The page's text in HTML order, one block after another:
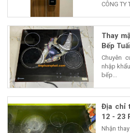
CÔNG TY
Thay
Bếp
Chuyên
nhập
bếp...
Địa chỉ
12 - 23
Nhận